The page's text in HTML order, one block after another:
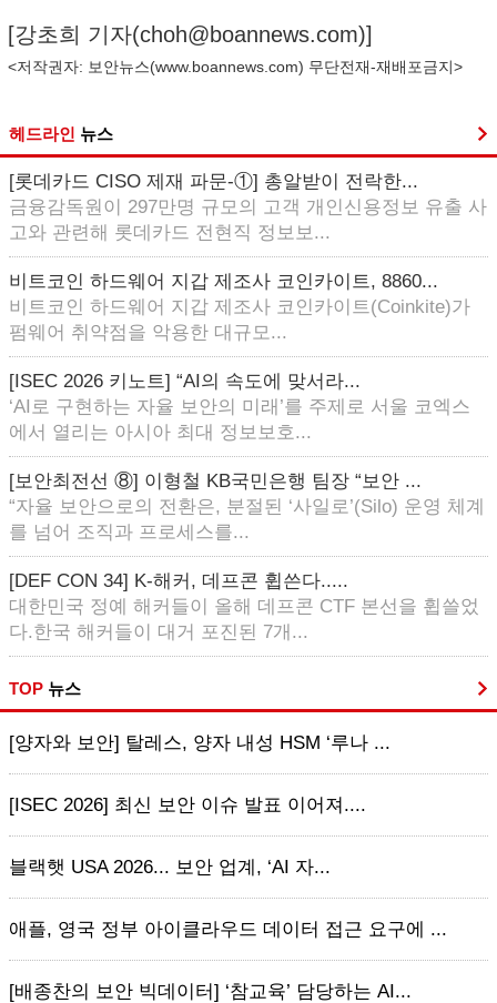
[강초희 기자(choh@boannews.com)]
<저작권자: 보안뉴스(www.boannews.com) 무단전재-재배포금지>
헤드라인 뉴스
[롯데카드 CISO 제재 파문-①] 총알받이 전락한...
금융감독원이 297만명 규모의 고객 개인신용정보 유출 사
고와 관련해 롯데카드 전현직 정보보...
비트코인 하드웨어 지갑 제조사 코인카이트, 8860...
비트코인 하드웨어 지갑 제조사 코인카이트(Coinkite)가
펌웨어 취약점을 악용한 대규모...
[ISEC 2026 키노트] “AI의 속도에 맞서라...
‘AI로 구현하는 자율 보안의 미래’를 주제로 서울 코엑스
에서 열리는 아시아 최대 정보보호...
[보안최전선 ⑧] 이형철 KB국민은행 팀장 “보안 ...
“자율 보안으로의 전환은, 분절된 ‘사일로’(Silo) 운영 체계
를 넘어 조직과 프로세스를...
[DEF CON 34] K-해커, 데프콘 휩쓴다.....
대한민국 정예 해커들이 올해 데프콘 CTF 본선을 휩쓸었
다.한국 해커들이 대거 포진된 7개...
TOP 뉴스
[양자와 보안] 탈레스, 양자 내성 HSM ‘루나 ...
[ISEC 2026] 최신 보안 이슈 발표 이어져....
블랙햇 USA 2026... 보안 업계, ‘AI 자...
애플, 영국 정부 아이클라우드 데이터 접근 요구에 ...
[배종찬의 보안 빅데이터] ‘참교육’ 담당하는 AI...